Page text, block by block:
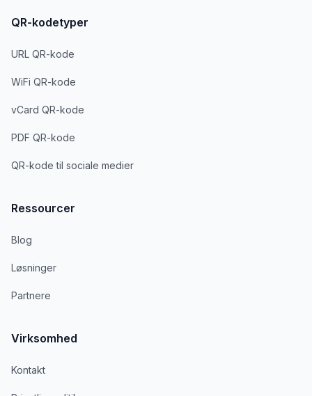
QR-kodetyper
URL QR-kode
WiFi QR-kode
vCard QR-kode
PDF QR-kode
QR-kode til sociale medier
Ressourcer
Blog
Løsninger
Partnere
Virksomhed
Kontakt